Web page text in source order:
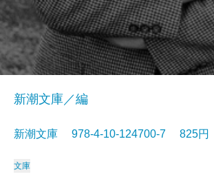
新潮文庫／編
新潮文庫 978-4-10-124700-7 825
文庫